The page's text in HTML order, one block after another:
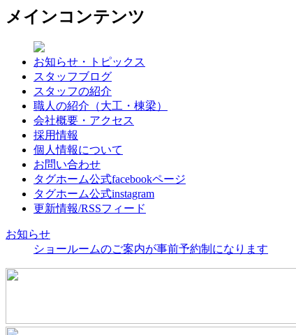
メインコンテンツ
お知らせ・トピックス
スタッフブログ
スタッフの紹介
職人の紹介（大工・棟梁）
会社概要・アクセス
採用情報
個人情報について
お問い合わせ
タグホーム公式facebookページ
タグホーム公式instagram
更新情報/RSSフィード
お知らせ
ショールームのご案内が事前予約制になります